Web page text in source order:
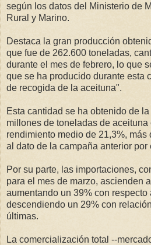
según los datos del Ministerio de
Rural y Marino.
Destaca la gran producción
que fue de 262.600 toneladas,
durante el mes de febrero, lo que
que se ha producido durante esta
de recogida de la aceituna".
Esta cantidad se ha obtenido de
millones de toneladas de aceituna
rendimiento medio de 21,3%,
al dato de la campaña anterior por
Por su parte, las importaciones,
para el mes de marzo, ascienden
aumentando un 39% con
descendiendo un 29% con
últimas.
La comercialización total --